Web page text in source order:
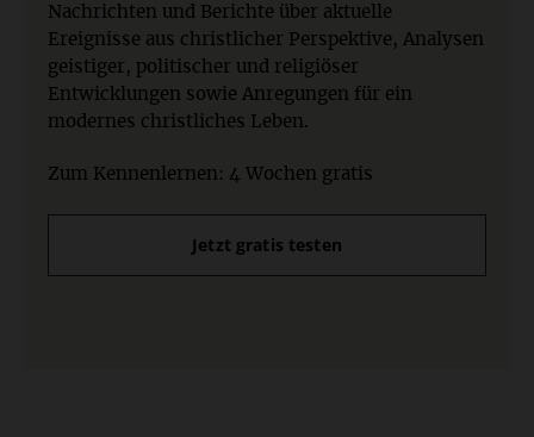
Nachrichten und Berichte über aktuelle
Ereignisse aus christlicher Perspektive, Analysen
geistiger, politischer und religiöser
Entwicklungen sowie Anregungen für ein
modernes christliches Leben.
Zum Kennenlernen: 4 Wochen gratis
Jetzt gratis testen